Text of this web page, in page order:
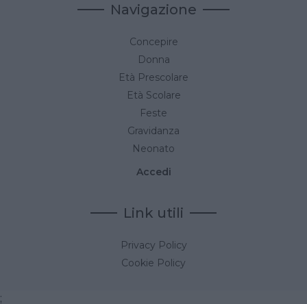
Navigazione
Concepire
Donna
Età Prescolare
Età Scolare
Feste
Gravidanza
Neonato
Accedi
Link utili
Privacy Policy
Cookie Policy
;